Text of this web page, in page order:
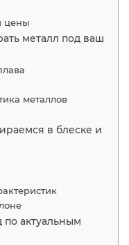
цены
металл под ваш
металлов
в блеске и
по актуальным